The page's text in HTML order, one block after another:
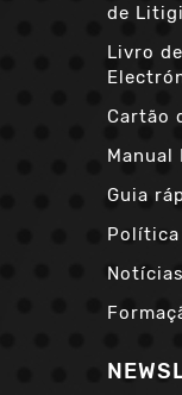
de
Livro
Cartão
Manual
Guia
Notícias